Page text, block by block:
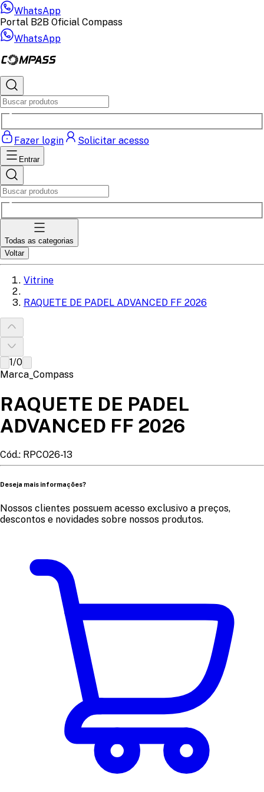
WhatsApp
Portal B2B Oficial Compass
WhatsApp
Fazer login Solicitar acesso
Entrar
Todas as categorias
Voltar
Vitrine
RAQUETE DE PADEL ADVANCED FF 2026
1/0
Marca_Compass
RAQUETE DE PADEL
ADVANCED FF 2026
Cód.: RPCO26-13
Deseja mais informações?
Nossos clientes possuem acesso exclusivo a preços,
descontos e novidades sobre nossos produtos.